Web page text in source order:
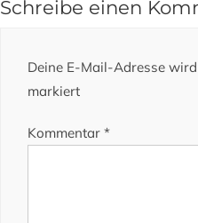
Schreibe einen
Deine E-Mail-Adresse
markiert
Kommentar *